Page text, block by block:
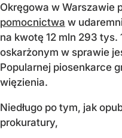
Okręgowa w Warszawie
pomocnictwa w
na kwotę 12 mln 293 tys.
oskarżonym w sprawie
Popularnej piosenkarce
więzienia.
Niedługo po tym, jak
prokuratury,